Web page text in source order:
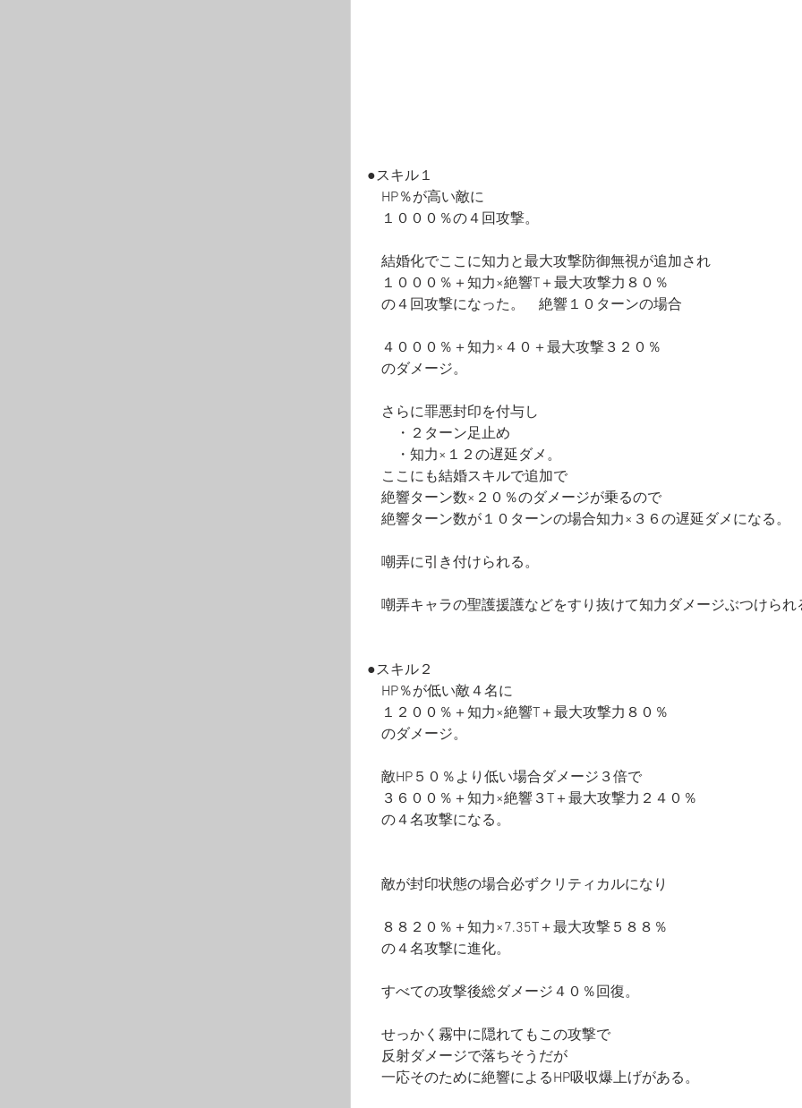
●スキル１
HP％が高い敵に
１０００％の４回攻撃。
結婚化でここに知力と最大攻撃防御無視が追加され
１０００％＋知力×絶響T＋最大攻撃力８０％
の４回攻撃になった。　絶響１０ターンの場合
４０００％＋知力×４０＋最大攻撃３２０％
のダメージ。
さらに罪悪封印を付与し
・２ターン足止め
・知力×１２の遅延ダメ。
ここにも結婚スキルで追加で
絶響ターン数×２０％のダメージが乗るので
絶響ターン数が１０ターンの場合知力×３６の遅延ダメになる。
嘲弄に引き付けられる。
嘲弄キャラの聖護援護などをすり抜けて知力ダメージぶつけられ
●スキル２
HP％が低い敵４名に
１２００％＋知力×絶響T＋最大攻撃力８０％
のダメージ。
敵HP５０％より低い場合ダメージ３倍で
３６００％＋知力×絶響３T＋最大攻撃力２４０％
の４名攻撃になる。
敵が封印状態の場合必ずクリティカルになり
８８２０％＋知力×7.35T＋最大攻撃５８８％
の４名攻撃に進化。
すべての攻撃後総ダメージ４０％回復。
せっかく霧中に隠れてもこの攻撃で
反射ダメージで落ちそうだが
一応そのために絶響によるHP吸収爆上げがある。